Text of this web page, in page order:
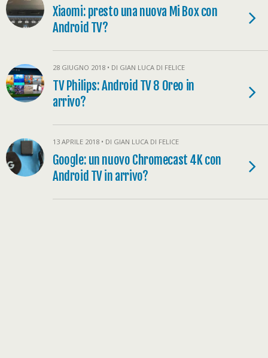
Xiaomi: presto una nuova Mi Box con
Android TV?
28 GIUGNO 2018 • DI GIAN LUCA DI FELICE
TV Philips: Android TV 8 Oreo in
arrivo?
13 APRILE 2018 • DI GIAN LUCA DI FELICE
Google: un nuovo Chromecast 4K con
Android TV in arrivo?